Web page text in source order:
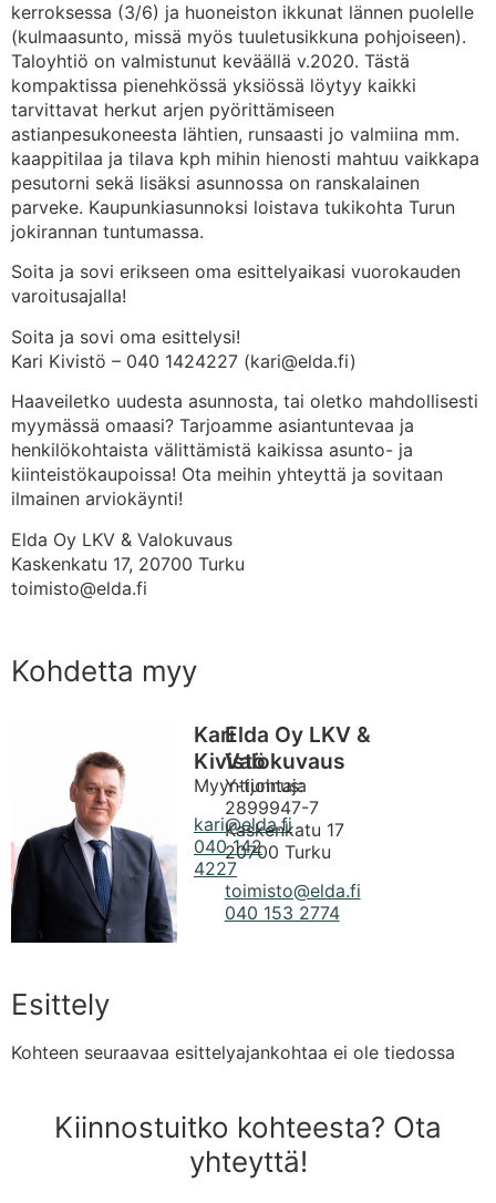
kerroksessa (3/6) ja huoneiston ikkunat lännen puolelle
(kulmaasunto, missä myös tuuletusikkuna pohjoiseen).
Taloyhtiö on valmistunut keväällä v.2020. Tästä
kompaktissa pienehkössä yksiössä löytyy kaikki
tarvittavat herkut arjen pyörittämiseen
astianpesukoneesta lähtien, runsaasti jo valmiina mm.
kaappitilaa ja tilava kph mihin hienosti mahtuu vaikkapa
pesutorni sekä lisäksi asunnossa on ranskalainen
parveke. Kaupunkiasunnoksi loistava tukikohta Turun
jokirannan tuntumassa.
Soita ja sovi erikseen oma esittelyaikasi vuorokauden
varoitusajalla!
Soita ja sovi oma esittelysi!
Kari Kivistö – 040 1424227 (kari@elda.fi)
Haaveiletko uudesta asunnosta, tai oletko mahdollisesti
myymässä omaasi? Tarjoamme asiantuntevaa ja
henkilökohtaista välittämistä kaikissa asunto- ja
kiinteistökaupoissa! Ota meihin yhteyttä ja sovitaan
ilmainen arviokäynti!
Elda Oy LKV & Valokuvaus
Kaskenkatu 17, 20700 Turku
toimisto@elda.fi
Kohdetta myy
Kari
Kivistö
Myyntijohtaja
kari@elda.fi
040 142
4227
Elda Oy LKV &
Valokuvaus
Y-tunnus:
2899947-7
Kaskenkatu 17
20700 Turku
toimisto@elda.fi
040 153 2774
Esittely
Kohteen seuraavaa esittelyajankohtaa ei ole tiedossa
Kiinnostuitko kohteesta? Ota
yhteyttä!